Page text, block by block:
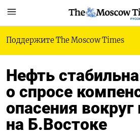
Поддержите The Moscow Times
Нефть
о спросе
опасения
на Б.Востоке